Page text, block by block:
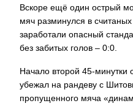
Вскоре ещё один острый
мяч разминулся в
заработали опасный
без забитых голов – 0:0.
Начало второй 45-минутки
убежал на рандеву с
пропущенного мяча